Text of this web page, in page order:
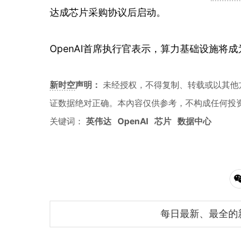
达成芯片采购协议后启动。
OpenAI首席执行官表示，算力基础设施将
新时空声明： 未经授权，不得复制、转载或以其
证数据绝对正确。本內容仅供参考，不构成任何投
关键词： 英伟达 OpenAI 芯片 数据中心
每日最新、最全